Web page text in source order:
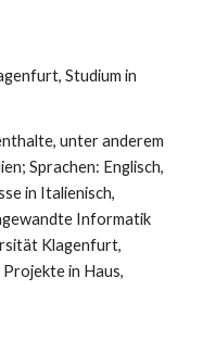
Studium in
unter anderem
Sprachen: Englisch,
in Italienisch,
Informatik
Klagenfurt,
in Haus,